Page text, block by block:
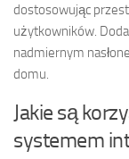
dostosowując
użytkowników.
nadmiernym
domu.
Jakie są
systemem